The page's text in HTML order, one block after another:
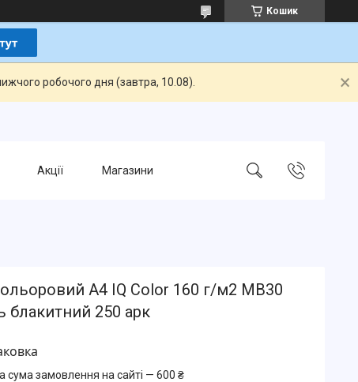
Кошик
робочого дня (завтра, 10.08).
Акції Магазини
А4 IQ Color 160 г/м2 MB30
блакитний 250 арк
сума замовлення на сайті — 600 ₴